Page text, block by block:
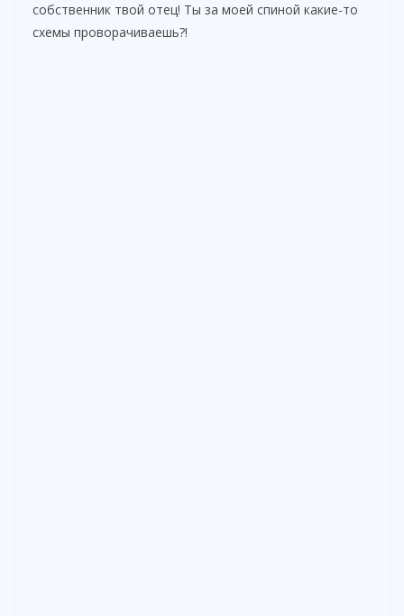
собственник твой отец! Ты за моей спиной какие-то
схемы проворачиваешь?!